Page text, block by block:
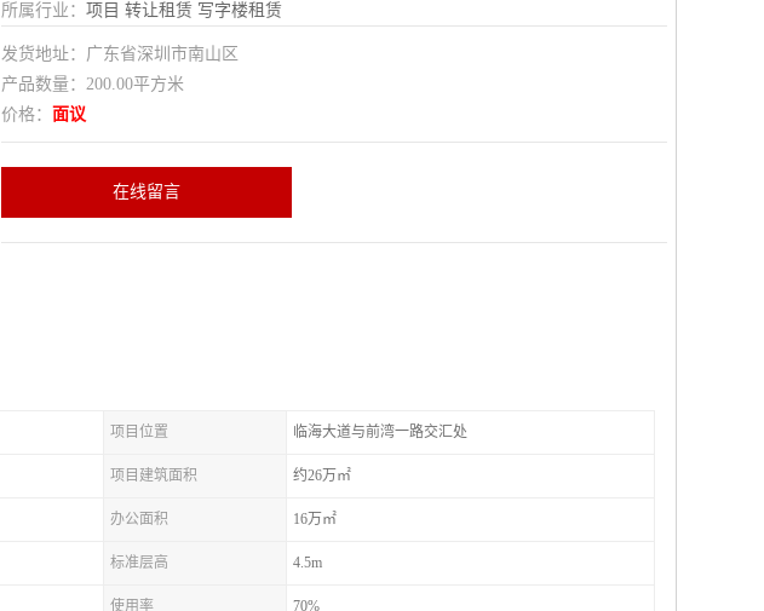
所属行业： 项目 转让租赁 写字楼租赁
发货地址：广东省深圳市南山区
产品数量：200.00平方米
价格： 面议
在线留言
项目位置 临海大道与前湾一路交汇处
项目建筑面积 约26万㎡
办公面积 16万㎡
标准层高 4.5m
使用率 70%